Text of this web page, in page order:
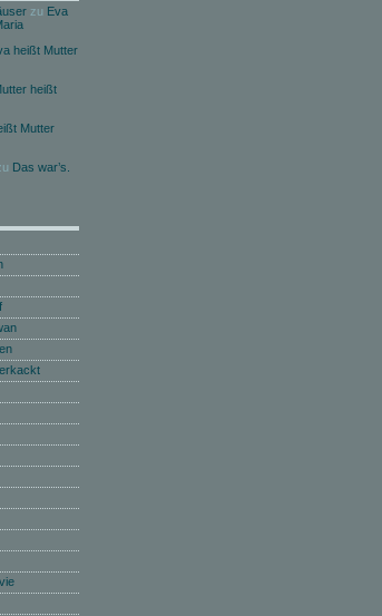
zu Eva
heißt Mutter
heißt
Mutter
Das war’s.